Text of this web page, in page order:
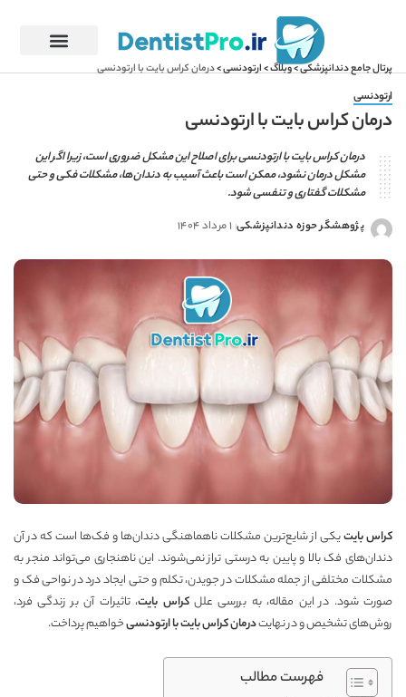
پرتال جامع دندانپزشکی>وبلاگ>ارتودنسی>درمان کراس بایت با ارتودنسی
ارتودنسی
درمان کراس بایت با ارتودنسی
درمان کراس بایت با ارتودنسی برای اصلاح این مشکل ضروری است، زیرا اگر این
مشکل درمان نشود، ممکن است باعث آسیب به دندان‌ها، مشکلات فکی و حتی
مشکلات گفتاری و تنفسی شود.
پژوهشگر حوزه دندانپزشکی 1 مرداد 1404
کراس بایتیکی از شایع‌ترین مشکلات ناهماهنگی دندان‌ها و فک‌ها است که در آن
دندان‌های فک بالا و پایین به درستی تراز نمی‌شوند. این ناهنجاری می‌تواند منجر به
مشکلات مختلفی از جمله مشکلات در جویدن، تکلم و حتی ایجاد درد در نواحی فک و
صورت شود. در این مقاله، به بررسی عللکراس بایت، تاثیرات آن بر زندگی فرد،
روش‌های تشخیص و در نهایتدرمان کراس بایت با ارتودنسیخواهیم پرداخت.
فهرست مطالب